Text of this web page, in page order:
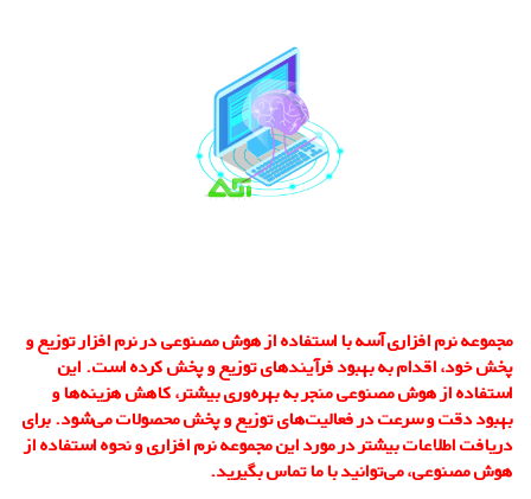
مجموعه نرم افزاری آسه با استفاده از هوش مصنوعی در نرم افزار توزیع و
پخش خود، اقدام به بهبود فرآیندهای توزیع و پخش کرده است. این
استفاده از هوش مصنوعی منجر به بهره‌وری بیشتر، کاهش هزینه‌ها و
بهبود دقت و سرعت در فعالیت‌های توزیع و پخش محصولات می‌شود. برای
دریافت اطلاعات بیشتر در مورد این مجموعه نرم افزاری و نحوه استفاده از
هوش مصنوعی، می‌توانید با ما تماس بگیرید.